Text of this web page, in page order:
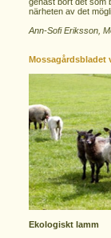
närheten av det
Ann-Sofi Eriksson,
Mossagårdsbladet
Ekologiskt lamm